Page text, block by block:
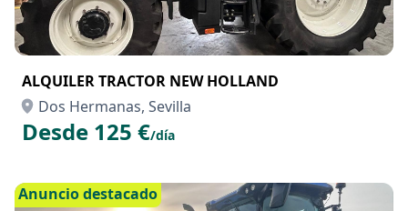
ALQUILER TRACTOR NEW HOLLAND
Dos Hermanas, Sevilla
Desde 125 €/día
Anuncio destacado